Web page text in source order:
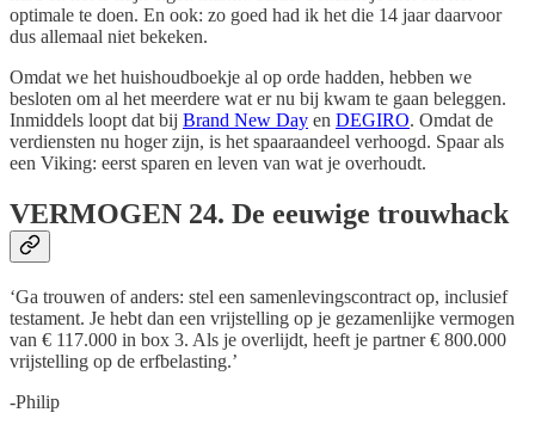
optimale te doen. En ook: zo goed had ik het die 14 jaar daarvoor
dus allemaal niet bekeken.
Omdat we het huishoudboekje al op orde hadden, hebben we
besloten om al het meerdere wat er nu bij kwam te gaan beleggen.
Inmiddels loopt dat bij Brand New Day en DEGIRO. Omdat de
verdiensten nu hoger zijn, is het spaaraandeel verhoogd. Spaar als
een Viking: eerst sparen en leven van wat je overhoudt.
VERMOGEN 24. De eeuwige trouwhack
‘Ga trouwen of anders: stel een samenlevingscontract op, inclusief
testament. Je hebt dan een vrijstelling op je gezamenlijke vermogen
van € 117.000 in box 3. Als je overlijdt, heeft je partner € 800.000
vrijstelling op de erfbelasting.’
-Philip